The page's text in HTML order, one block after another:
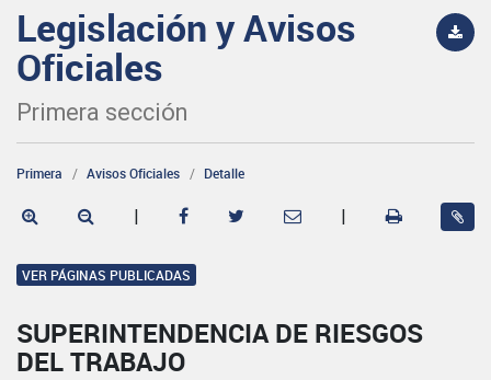
Legislación y Avisos
Oficiales
Primera sección
Primera Avisos Oficiales Detalle
| |
VER PÁGINAS PUBLICADAS
SUPERINTENDENCIA DE RIESGOS
DEL TRABAJO